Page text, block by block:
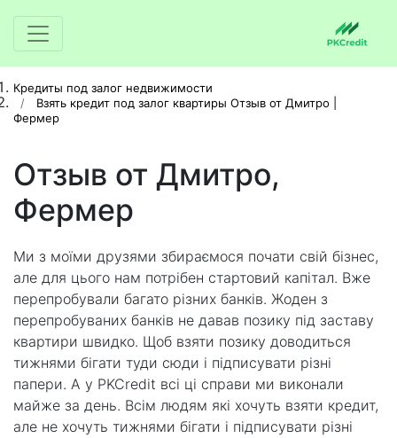
Кредиты под залог недвижимости
Взять кредит под залог квартиры Отзыв от Дмитро |
Фермер
Отзыв от Дмитро,
Фермер
Ми з моїми друзями збираємося почати свій бізнес,
але для цього нам потрібен стартовий капітал. Вже
перепробували багато різних банків. Жоден з
перепробуваних банків не давав позику під заставу
квартири швидко. Щоб взяти позику доводиться
тижнями бігати туди сюди і підписувати різні
папери. А у PKCredit всі ці справи ми виконали
майже за день. Всім людям які хочуть взяти кредит,
але не хочуть тижнями бігати і підписувати різні